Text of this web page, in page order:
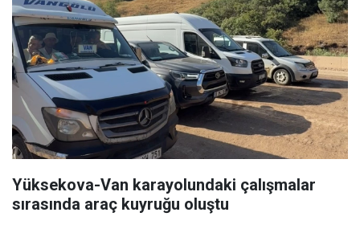
Yüksekova-Van karayolundaki çalışmalar
sırasında araç kuyruğu oluştu